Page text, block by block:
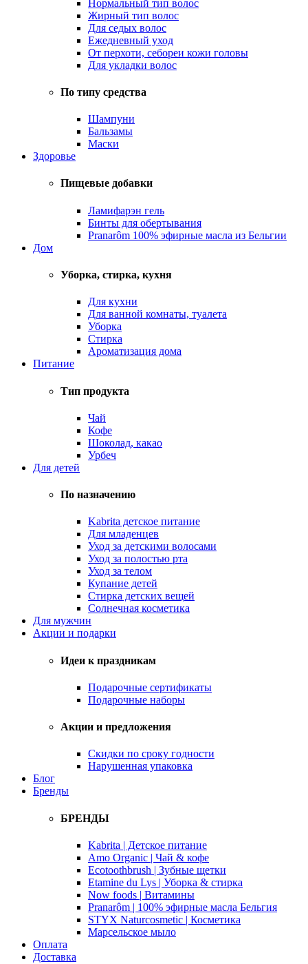
Нормальный тип волос
Жирный тип волос
Для седых волос
Ежедневный уход
От перхоти, себореи кожи головы
Для укладки волос
По типу средства
Шампуни
Бальзамы
Маски
Здоровье
Пищевые добавки
Ламифарэн гель
Бинты для обертывания
Pranarôm 100% эфирные масла из Бельгии
Дом
Уборка, стирка, кухня
Для кухни
Для ванной комнаты, туалета
Уборка
Стирка
Ароматизация дома
Питание
Тип продукта
Чай
Кофе
Шоколад, какао
Урбеч
Для детей
По назначению
Kabrita детское питание
Для младенцев
Уход за детскими волосами
Уход за полостью рта
Уход за телом
Купание детей
Стирка детских вещей
Солнечная косметика
Для мужчин
Акции и подарки
Идеи к праздникам
Подарочные сертификаты
Подарочные наборы
Акции и предложения
Скидки по сроку годности
Нарушенная упаковка
Блог
Бренды
БРЕНДЫ
Kabrita | Детское питание
Amo Organic | Чай & кофе
Ecotoothbrush | Зубные щетки
Etamine du Lys | Уборка & стирка
Now foods | Витамины
Pranarôm | 100% эфирные масла Бельгия
STYX Naturcosmetic | Косметика
Марсельское мыло
Оплата
Доставка